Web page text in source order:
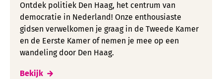
Ontdek politiek Den Haag, het centrum van
democratie in Nederland! Onze enthousiaste
gidsen verwelkomen je graag in de Tweede Kamer
en de Eerste Kamer of nemen je mee op een
wandeling door Den Haag.
Bekijk